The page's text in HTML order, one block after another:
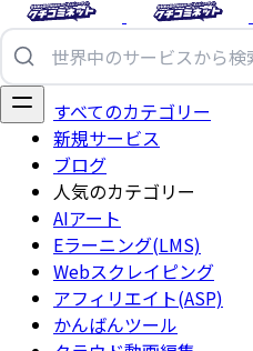
すべてのカテゴリー
新規サービス
ブログ
人気のカテゴリー
AIアート
Eラーニング(LMS)
Webスクレイピング
アフィリエイト(ASP)
かんばんツール